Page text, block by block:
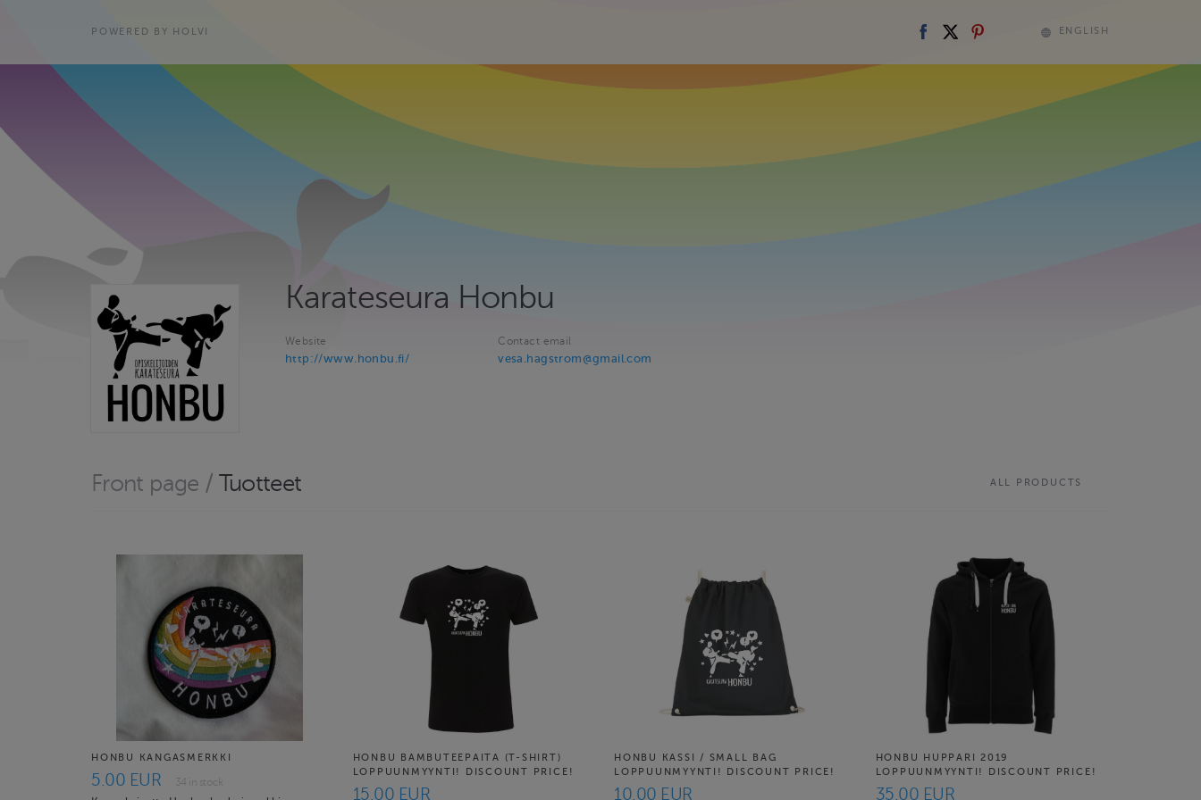
POWERED BY HOLVI ENGLISH
Karateseura Honbu
Website
http://www.honbu.fi/
Contact email
vesa.hagstrom@gmail.com
Front page / Tuotteet ALL PRODUCTS
HONBU KANGASMERKKI
5.00 EUR 34 in stock
HONBU BAMBUTEEPAITA (T-SHIRT)
LOPPUUNMYYNTI! DISCOUNT PRICE!
15.00 EUR
HONBU KASSI / SMALL BAG
LOPPUUNMYYNTI! DISCOUNT PRICE!
10.00 EUR
HONBU HUPPARI 2019
LOPPUUNMYYNTI! DISCOUNT PRICE!
35.00 EUR